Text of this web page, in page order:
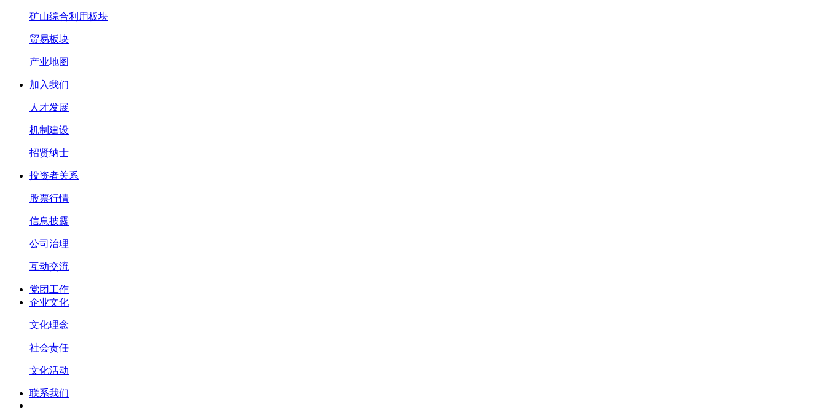
矿山综合利用板块
贸易板块
产业地图
加入我们
人才发展
机制建设
招贤纳士
投资者关系
股票行情
信息披露
公司治理
互动交流
党团工作
企业文化
文化理念
社会责任
文化活动
联系我们